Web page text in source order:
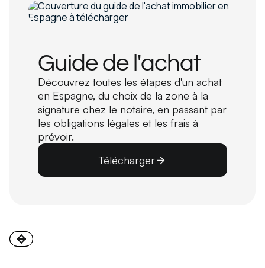
Guide de l'achat
Découvrez toutes les étapes d'un achat
en Espagne, du choix de la zone à la
signature chez le notaire, en passant par
les obligations légales et les frais à
prévoir.
Télécharger